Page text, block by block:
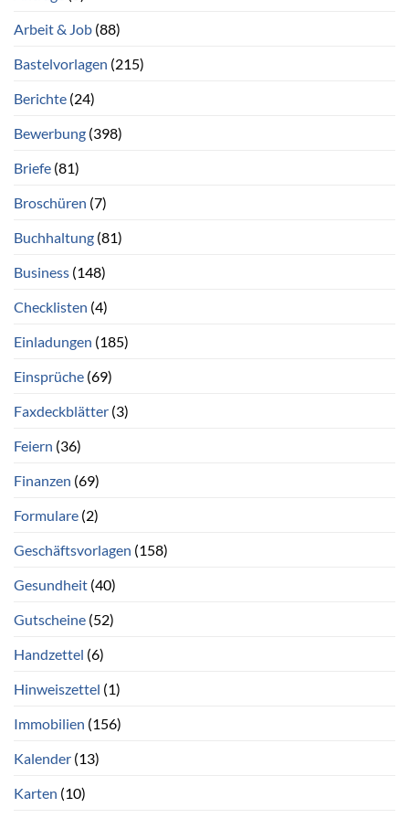
Arbeit & Job (88)
Bastelvorlagen (215)
Berichte (24)
Bewerbung (398)
Briefe (81)
Broschüren (7)
Buchhaltung (81)
Business (148)
Checklisten (4)
Einladungen (185)
Einsprüche (69)
Faxdeckblätter (3)
Feiern (36)
Finanzen (69)
Formulare (2)
Geschäftsvorlagen (158)
Gesundheit (40)
Gutscheine (52)
Handzettel (6)
Hinweiszettel (1)
Immobilien (156)
Kalender (13)
Karten (10)